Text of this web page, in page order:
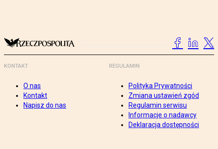
KONTAKT
O nas
Kontakt
Napisz do nas
REGULAMIN
Polityka Prywatności
Zmiana ustawień zgód
Regulamin serwisu
Informacje o nadawcy
Deklaracja dostępności